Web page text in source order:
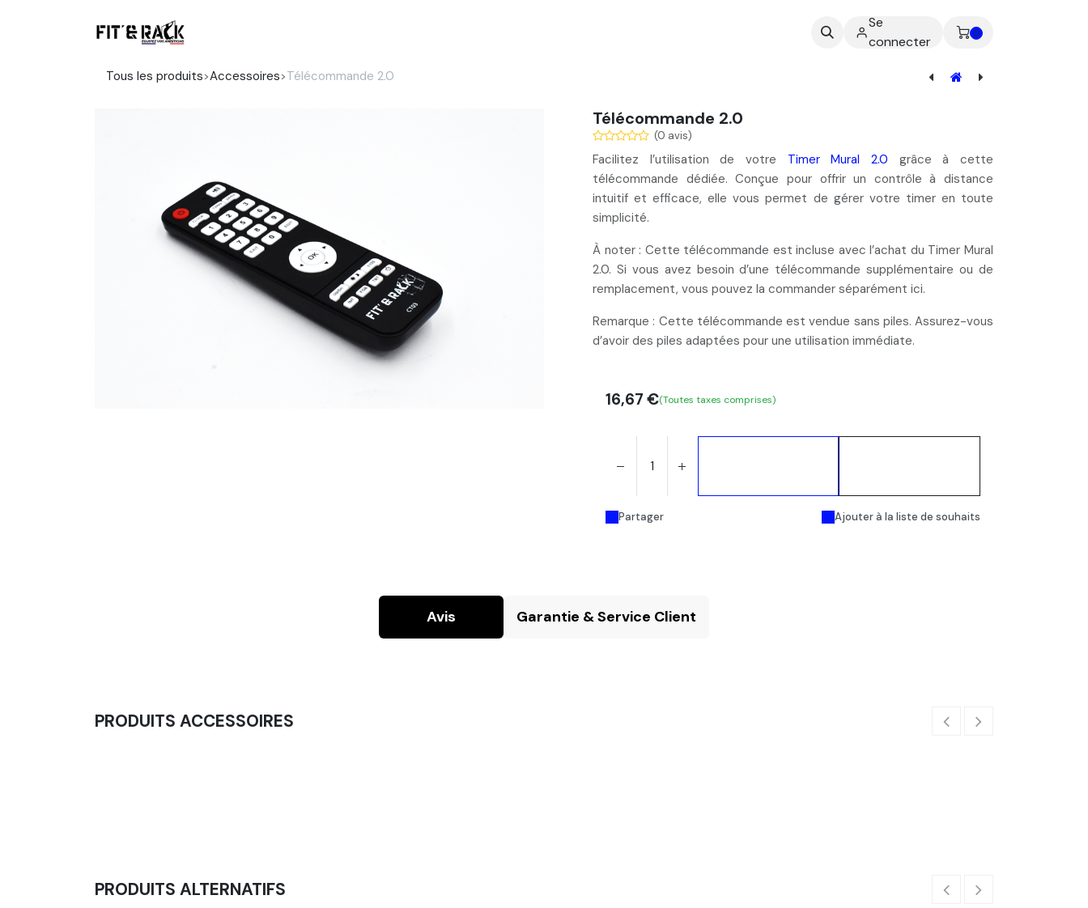
Se
connecter
0
Tous les produits Accessoires Télécommande 2.0
Télécommande 2.0
(0 avis)
Facilitez l’utilisation de votre Timer Mural 2.0 grâce à cette
télécommande dédiée. Conçue pour offrir un contrôle à distance
intuitif et efficace, elle vous permet de gérer votre timer en toute
simplicité.
À noter: Cette télécommande estincluse avec l’achat du Timer Mural
2.0. Si vous avez besoin d’une télécommande supplémentaire ou de
remplacement, vous pouvez la commander séparément ici.
Remarque : Cette télécommande est vendue sans piles. Assurez-vous
d’avoir des piles adaptées pour une utilisation immédiate.
Partager Ajouter à la liste de souhaits
16,67 €(Toutes taxes comprises)
Avis Garantie & Service Client
PRODUITS ACCESSOIRES
PRODUITS ALTERNATIFS